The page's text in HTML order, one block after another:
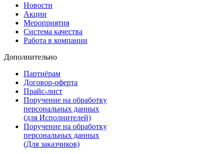
Новости
Акции
Мероприятия
Система качества
Работа в компании
Дополнительно
Партнёрам
Договор-оферта
Прайс-лист
Поручение на обработку
персональных данных
(для Исполнителей)
Поручение на обработку
персональных данных
(Для заказчиков)